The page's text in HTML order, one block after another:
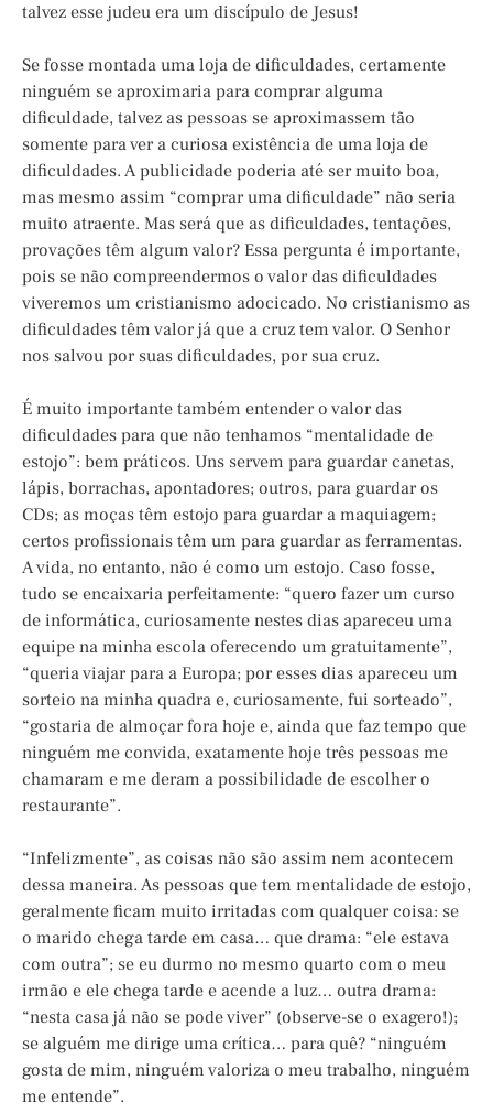
talvez esse judeu era um discípulo de Jesus!
Se fosse montada uma loja de dificuldades, certamente
ninguém se aproximaria para comprar alguma
dificuldade, talvez as pessoas se aproximassem tão
somente para ver a curiosa existência de uma loja de
dificuldades. A publicidade poderia até ser muito boa,
mas mesmo assim “comprar uma dificuldade” não seria
muito atraente. Mas será que as dificuldades, tentações,
provações têm algum valor? Essa pergunta é importante,
pois se não compreendermos o valor das dificuldades
viveremos um cristianismo adocicado. No cristianismo as
dificuldades têm valor já que a cruz tem valor. O Senhor
nos salvou por suas dificuldades, por sua cruz.
É muito importante também entender o valor das
dificuldades para que não tenhamos “mentalidade de
estojo”: bem práticos. Uns servem para guardar canetas,
lápis, borrachas, apontadores; outros, para guardar os
CDs; as moças têm estojo para guardar a maquiagem;
certos profissionais têm um para guardar as ferramentas.
A vida, no entanto, não é como um estojo. Caso fosse,
tudo se encaixaria perfeitamente: “quero fazer um curso
de informática, curiosamente nestes dias apareceu uma
equipe na minha escola oferecendo um gratuitamente”,
“queria viajar para a Europa; por esses dias apareceu um
sorteio na minha quadra e, curiosamente, fui sorteado”,
“gostaria de almoçar fora hoje e, ainda que faz tempo que
ninguém me convida, exatamente hoje três pessoas me
chamaram e me deram a possibilidade de escolher o
restaurante”.
“Infelizmente”, as coisas não são assim nem acontecem
dessa maneira. As pessoas que tem mentalidade de estojo,
geralmente ficam muito irritadas com qualquer coisa: se
o marido chega tarde em casa… que drama: “ele estava
com outra”; se eu durmo no mesmo quarto com o meu
irmão e ele chega tarde e acende a luz… outra drama:
“nesta casa já não se pode viver” (observe-se o exagero!);
se alguém me dirige uma crítica… para quê? “ninguém
gosta de mim, ninguém valoriza o meu trabalho, ninguém
me entende”.